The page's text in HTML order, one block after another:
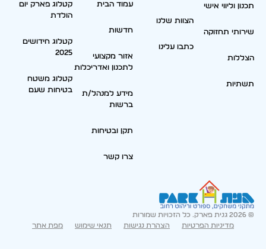
תכנון וליווי אישי
שירותי תחזוקה
הצללות
תשתיות
הצוות שלנו
כתבו עלינו
עמוד הבית
חדשות
אזור מקצועי
לתכנון ואדריכלות
מידע למנהל/ת
ברשות
תקן ובטיחות
צרו קשר
קטלוג פארק יום
הולדת
קטלוג חידושים
2025
קטלוג משטח
בטיחות שעם
© 2026 גנית פארק. כל הזכויות שמורות
מדיניות הפרטיות
הצהרת נגישות תנאי שימוש מפת אתר